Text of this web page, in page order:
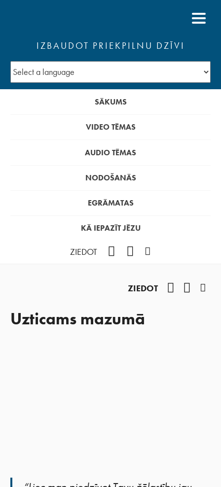
IZBAUDOT PRIEKPILNU DZĪVI
SĀKUMS
VIDEO TĒMAS
AUDIO TĒMAS
NODOŠANĀS
EGRĀMATAS
KĀ IEPAZĪT JĒZU
ZIEDOT FacebookYouTube
ZIEDOT Facebook
Uzticams mazumā